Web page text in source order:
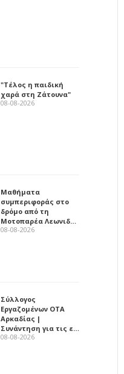
"Τέλος η παιδική
χαρά στη Ζάτουνα"
08-08-2026
Μαθήματα
συμπεριφοράς στο
δρόμο από τη
Μοτοπαρέα Λεωνιδ…
08-08-2026
Σύλλογος
Εργαζομένων ΟΤΑ
Αρκαδίας |
Συνάντηση για τις ε…
08-08-2026